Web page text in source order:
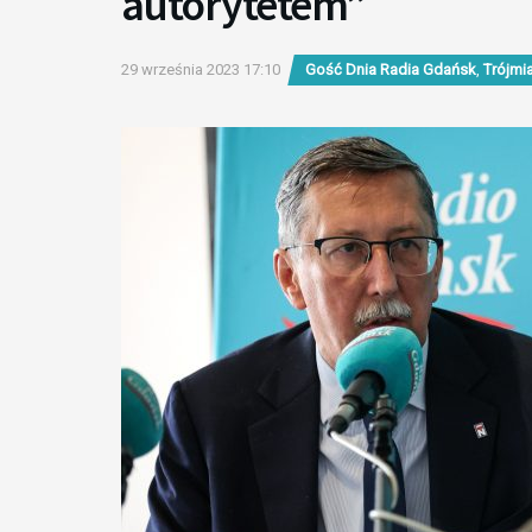
29 września 2023 17:10 Gość Dnia Radia Gdańsk ,